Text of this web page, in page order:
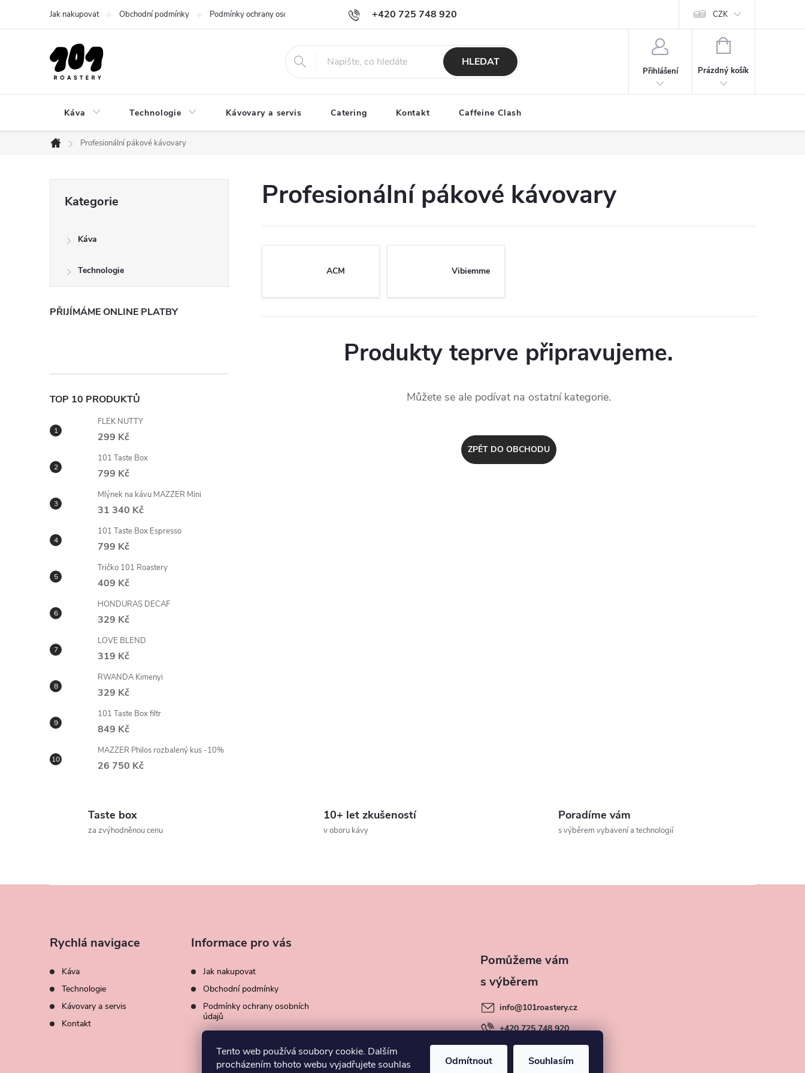
Tento web používá soubory cookie. Dalším
procházením tohoto webu vyjadřujete souhlas
Odmítnout Souhlasím
+420 725 748 920
info@101roastery.cz
Jak nakupovat Obchodní podmínky Podmínky ochrany osobních údajů CZK
HLEDAT
Přihlášení
NÁKUPNÍ
Prázdný košík
Káva Technologie Kávovary a servis Catering Kontakt Caffeine Clash
Domů
Profesionální pákové kávovary
t
r
n
n
í
p
a
e
l
kategorie
Kategorie
Káva
Technologie
PŘIJÍMÁME ONLINE PLATBY
TOP 10 PRODUKTŮ
FLEK NUTTY
299 Kč
101 Taste Box
799 Kč
Mlýnek na kávu MAZZER Mini
31 340 Kč
101 Taste Box Espresso
799 Kč
Tričko 101 Roastery
409 Kč
HONDURAS DECAF
329 Kč
LOVE BLEND
319 Kč
RWANDA Kimenyi
329 Kč
101 Taste Box filtr
849 Kč
MAZZER Philos rozbalený kus -10%
26 750 Kč
Profesionální pákové kávovary
ACM Vibiemme
Produkty teprve připravujeme.
Můžete se ale podívat na ostatní kategorie.
ZPĚT DO OBCHODU
Taste box
za zvýhodněnou cenu
10+ let zkušeností
v oboru kávy
Poradíme vám
s výběrem vybavení a technologií
Rychlá navigace
Káva
Technologie
Kávovary a servis
Kontakt
Informace pro vás
Jak nakupovat
Obchodní podmínky
Podmínky ochrany osobních
údajů
info@101roastery.cz
+420 725 748 920